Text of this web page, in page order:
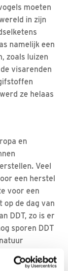
moeten
in zijn
namelijk een
zoals luizen
visarenden
ze helaas
en
Veel
een herstel
voor een
op de dag van
DDT, zo is er
sporen DDT
van onze